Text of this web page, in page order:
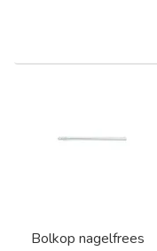
Bolkop nagelfrees